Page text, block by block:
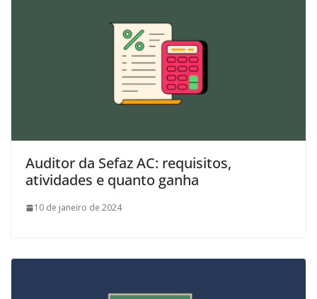
Auditor da Sefaz AC: requisitos,
atividades e quanto ganha
10 de janeiro de 2024